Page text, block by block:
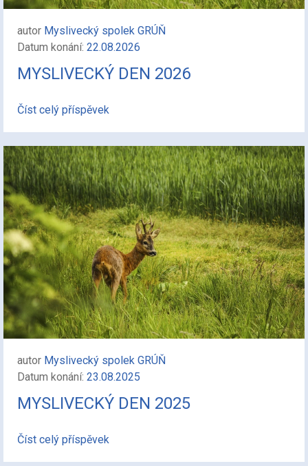
autor Myslivecký spolek GRÚŇ
Datum konání: 22.08.2026
MYSLIVECKÝ DEN 2026
Číst celý příspěvek
autor Myslivecký spolek GRÚŇ
Datum konání: 23.08.2025
MYSLIVECKÝ DEN 2025
Číst celý příspěvek